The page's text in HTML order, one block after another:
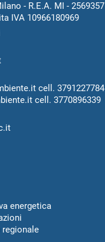
- R.E.A. MI - 2569357
IVA 10966180969
cell. 3791227784
cell. 3770896339
energetica
regionale